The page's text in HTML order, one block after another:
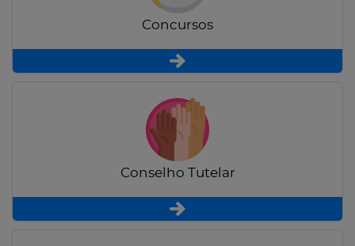
Concursos
Conselho Tutelar